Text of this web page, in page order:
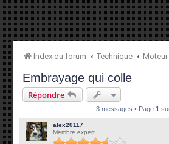
Index du forum Technique Moteur
Embrayage qui colle
Répondre
3 messages • Page 1
alex20117
Membre expert